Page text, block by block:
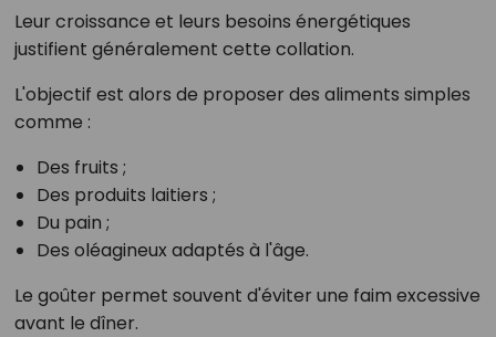
Leur croissance et leurs besoins énergétiques
justifient généralement cette collation.
L'objectif est alors de proposer des aliments simples
comme :
Des fruits ;
Des produits laitiers ;
Du pain ;
Des oléagineux adaptés à l'âge.
Le goûter permet souvent d'éviter une faim excessive
avant le dîner.